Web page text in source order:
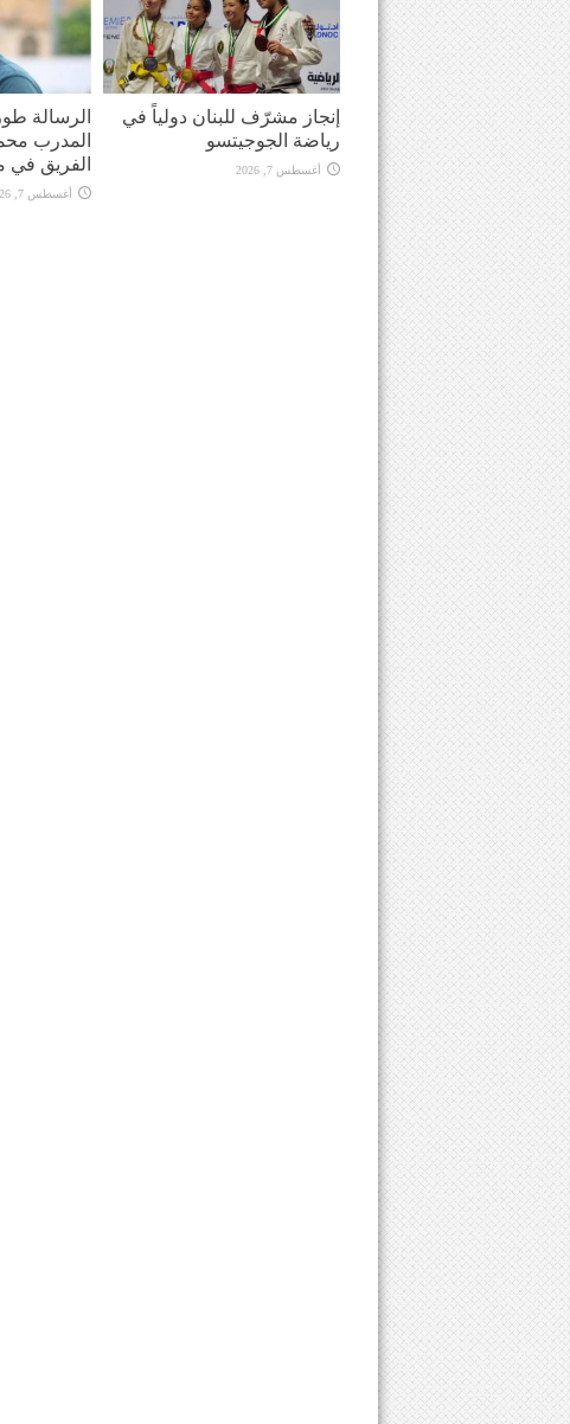
إنجاز مشرّف للبنان دولياً في
رياضة الجوجيتسو
أغسطس 7, 2026
الرسالة
المدرب
الفريق في موسم
أغسطس 7, 2026